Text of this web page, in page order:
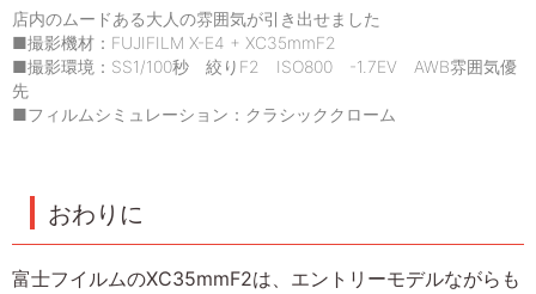
店内のムードある大人の雰囲気が引き出せました
■撮影機材：FUJIFILM X-E4 + XC35mmF2
■撮影環境：SS1/100秒 絞りF2 ISO800 -1.7EV AWB雰囲気優
先
■フィルムシミュレーション：クラシッククローム
おわりに
富士フイルムのXC35mmF2は、エントリーモデルながらも